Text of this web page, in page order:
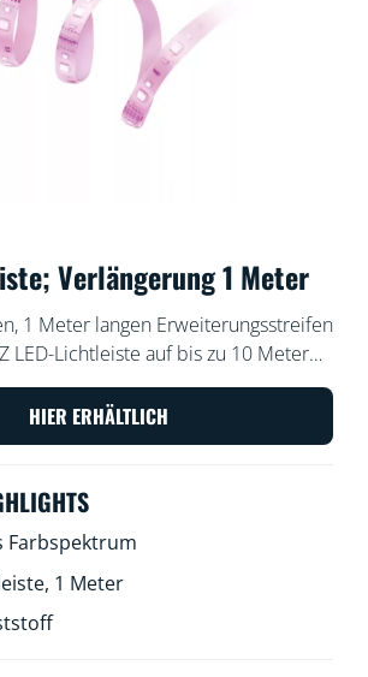
Verlängerung 1 Meter
1 Meter langen Erweiterungsstreifen
LED-Lichtleiste auf bis zu 10 Meter
Du noch mehr Farbe in Dein
HIER ERHÄLTLICH
Farbspektrum
1 Meter